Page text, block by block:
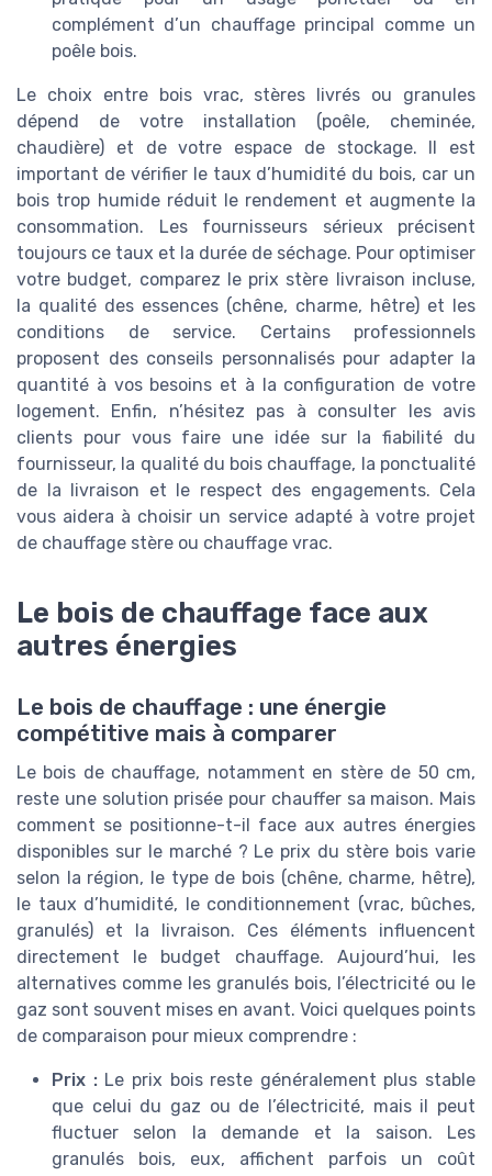
complément d’un chauffage principal comme un
poêle bois.
Le choix entre bois vrac, stères livrés ou granules
dépend de votre installation (poêle, cheminée,
chaudière) et de votre espace de stockage. Il est
important de vérifier le taux d’humidité du bois, car un
bois trop humide réduit le rendement et augmente la
consommation. Les fournisseurs sérieux précisent
toujours ce taux et la durée de séchage. Pour optimiser
votre budget, comparez le prix stère livraison incluse,
la qualité des essences (chêne, charme, hêtre) et les
conditions de service. Certains professionnels
proposent des conseils personnalisés pour adapter la
quantité à vos besoins et à la configuration de votre
logement. Enfin, n’hésitez pas à consulter les avis
clients pour vous faire une idée sur la fiabilité du
fournisseur, la qualité du bois chauffage, la ponctualité
de la livraison et le respect des engagements. Cela
vous aidera à choisir un service adapté à votre projet
de chauffage stère ou chauffage vrac.
Le bois de chauffage face aux
autres énergies
Le bois de chauffage : une énergie
compétitive mais à comparer
Le bois de chauffage, notamment en stère de 50 cm,
reste une solution prisée pour chauffer sa maison. Mais
comment se positionne-t-il face aux autres énergies
disponibles sur le marché ? Le prix du stère bois varie
selon la région, le type de bois (chêne, charme, hêtre),
le taux d’humidité, le conditionnement (vrac, bûches,
granulés) et la livraison. Ces éléments influencent
directement le budget chauffage. Aujourd’hui, les
alternatives comme les granulés bois, l’électricité ou le
gaz sont souvent mises en avant. Voici quelques points
de comparaison pour mieux comprendre :
Prix :Le prix bois reste généralement plus stable
que celui du gaz ou de l’électricité, mais il peut
fluctuer selon la demande et la saison. Les
granulés bois, eux, affichent parfois un coût